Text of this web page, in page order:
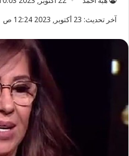
آخر تحديث: 23 أكتوبر, 2023 12:24 ص